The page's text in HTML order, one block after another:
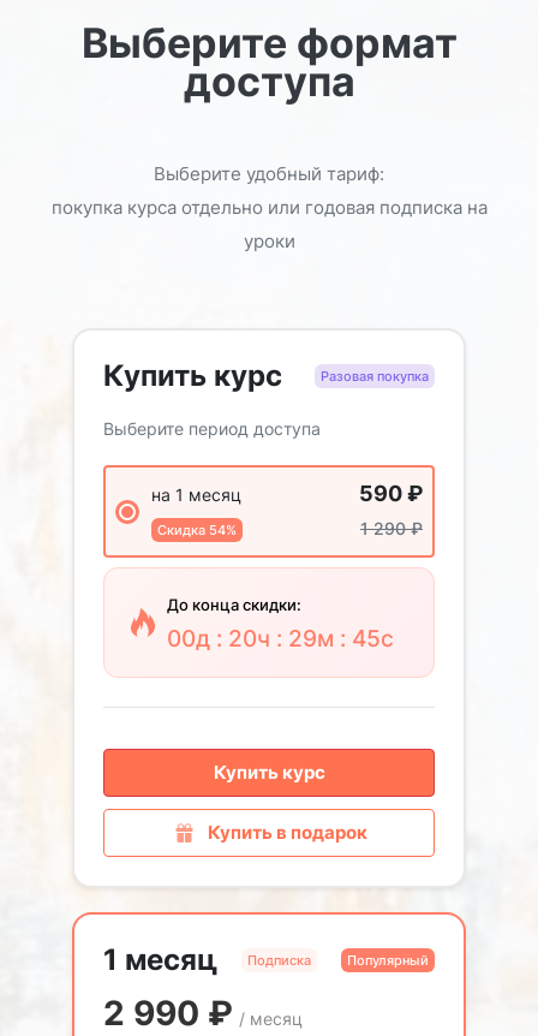
Выберите формат
доступа
Выберите удобный тариф:
покупка курса отдельно или годовая подписка на
уроки
Купить курс Разовая покупка
Выберите период доступа
на 1 месяц
Скидка 54%
590₽
1 290₽
До конца скидки:
00д : 20ч : 29м : 44с
Купить курс
Купить в подарок
1 месяц Подписка Популярный
2 990 ₽ / месяц